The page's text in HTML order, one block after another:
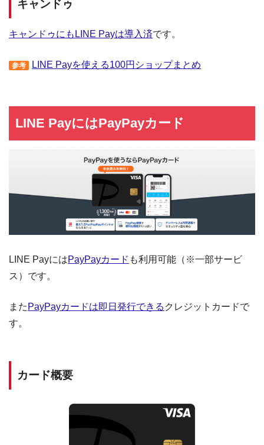
キャンドゥ
キャンドゥにもLINE Payは導入済です。
参考 LINE Payを使える100円ショップまとめ
LINE PayにはPayPayカード
LINE PayにはPayPayカード も利用可能（※一部サービ
ス）です。
また PayPayカードは即日発行できる クレジットカードで
す。
カード概要